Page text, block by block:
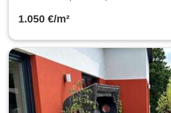
1.050 €/m²